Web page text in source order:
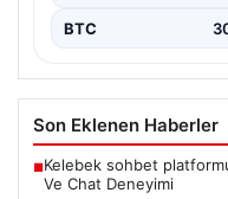
BTC
Son Eklenen Haberler
■Kelebek sohbet
Ve Chat Deneyimi